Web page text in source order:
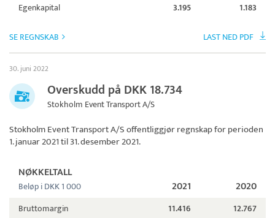
Egenkapital
3.195 1.183
SE REGNSKAB LAST NED PDF
30. juni 2022
Overskudd på DKK 18.734
Stokholm Event Transport A/S
Stokholm Event Transport A/Soffentliggjør regnskap for perioden
1. januar 2021 til 31. desember 2021.
NØKKELTALL
Beløp i DKK 1 000 2021 2020
Bruttomargin 11.416
12.767